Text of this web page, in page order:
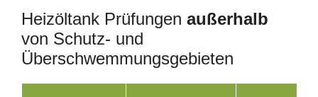
Heizöltank Prüfungen außerhalb
von Schutz- und
Überschwemmungsgebieten